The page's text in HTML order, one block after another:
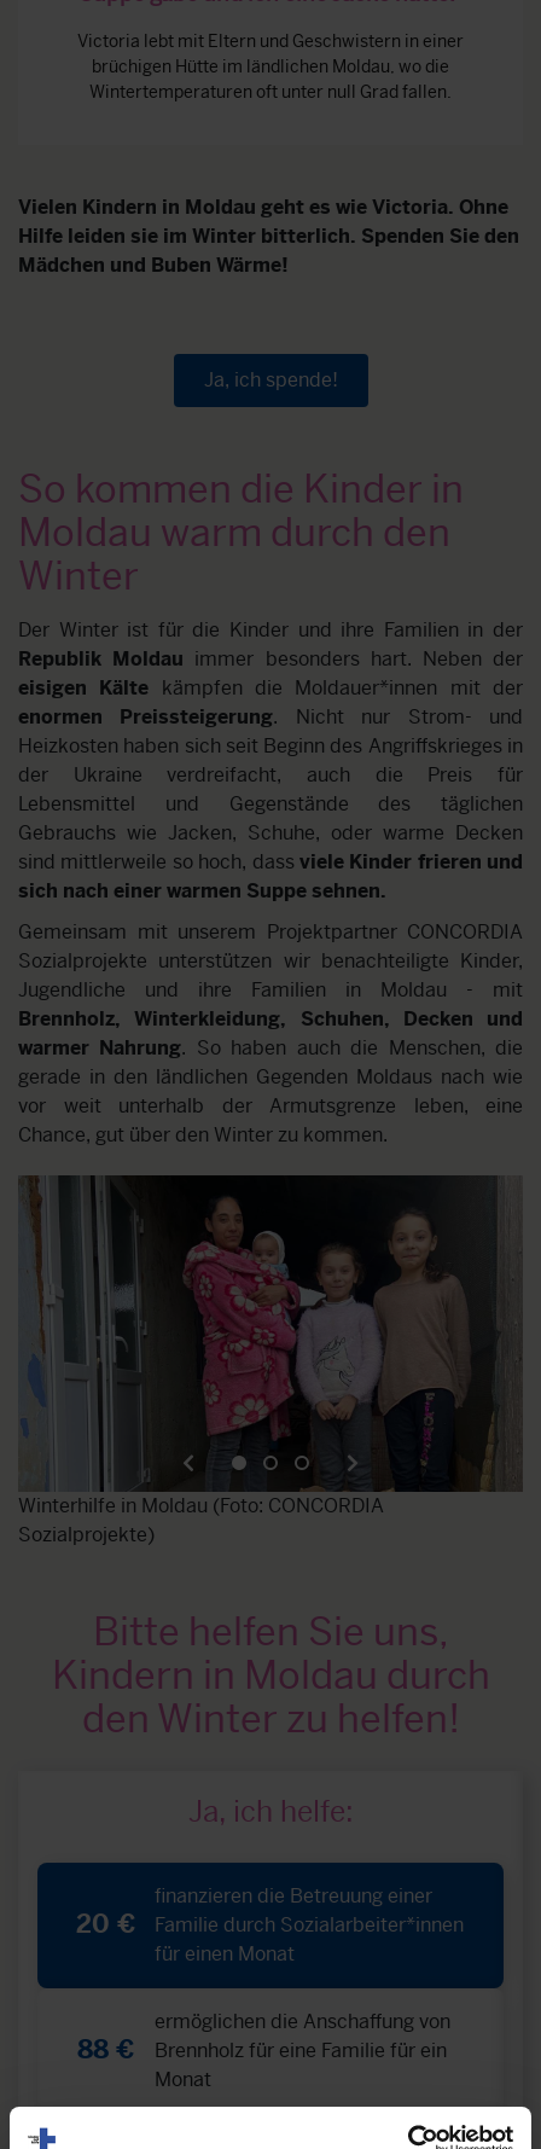
Victoria lebt mit Eltern und Geschwistern in einer
brüchigen Hütte im ländlichen Moldau, wo die
Wintertemperaturen oft unter null Grad fallen.
Vielen Kindern in Moldau geht es wie Victoria. Ohne
Hilfe leiden sie im Winter bitterlich. Spenden Sie den
Mädchen und Buben Wärme!
Ja, ich spende!
So kommen die Kinder in
Moldau warm durch den
Winter
Der Winter ist für die Kinder und ihre Familien in der
Republik Moldau immer besonders hart. Neben der
eisigen Kälte kämpfen die Moldauer*innen mit der
enormen Preissteigerung. Nicht nur Strom- und
Heizkosten haben sich seit Beginn des Angriffskrieges in
der Ukraine verdreifacht, auch die Preis für
Lebensmittel und Gegenstände des täglichen
Gebrauchs wie Jacken, Schuhe, oder warme Decken
sind mittlerweile so hoch, dass viele Kinder frieren und
sich nach einer warmen Suppe sehnen.
Gemeinsam mit unserem Projektpartner CONCORDIA
Sozialprojekte unterstützen wirbenachteiligte Kinder,
Jugendliche und ihre Familien in Moldau - mit
Brennholz, Winterkleidung, Schuhen, Decken und
warmer Nahrung. So haben auch die Menschen, die
gerade in den ländlichen Gegenden Moldaus nach wie
vor weit unterhalb der Armutsgrenze leben, eine
Chance, gut über den Winter zu kommen.
Winterhilfe in Moldau (Foto: CONCORDIA
Sozialprojekte)
Bitte helfen Sie uns,
Kindern in Moldau durch
den Winter zu helfen!
Ja, ich helfe:
20 €
finanzieren die Betreuung einer
Familie durch Sozialarbeiter*innen
für einen Monat
88 €
ermöglichen die Anschaffung von
Brennholz für eine Familie für ein
Monat